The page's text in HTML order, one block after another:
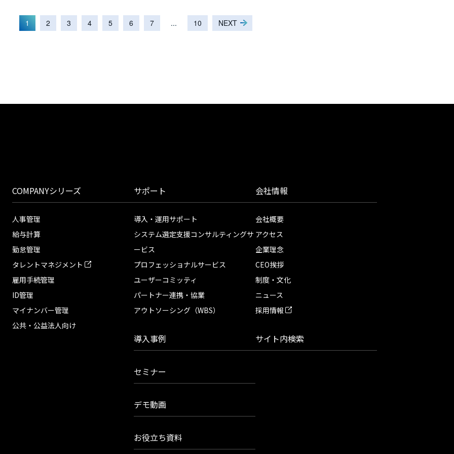
1
の
2 3 4 5 6 7 ... 10 NEXT
COMPANYシリーズ
人事管理
給与計算
勤怠管理
タレントマネジメント
雇用手続管理
ID管理
マイナンバー管理
公共・公益法人向け
サポート
導入・運用サポート
システム選定支援コンサルティングサ
ービス
プロフェッショナルサービス
ユーザーコミッティ
パートナー連携・協業
アウトソーシング（WBS）
導入事例
セミナー
デモ動画
お役立ち資料
会社情報
会社概要
アクセス
企業理念
CEO挨拶
制度・文化
ニュース
採用情報
サイト内検索